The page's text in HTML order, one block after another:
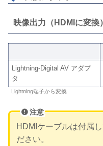
映像出力（HDMIに変換）
Lightning-Digital AV アダプ
タ
Lightning端子から変換
注意
HDMIケーブルは付属
ださい。